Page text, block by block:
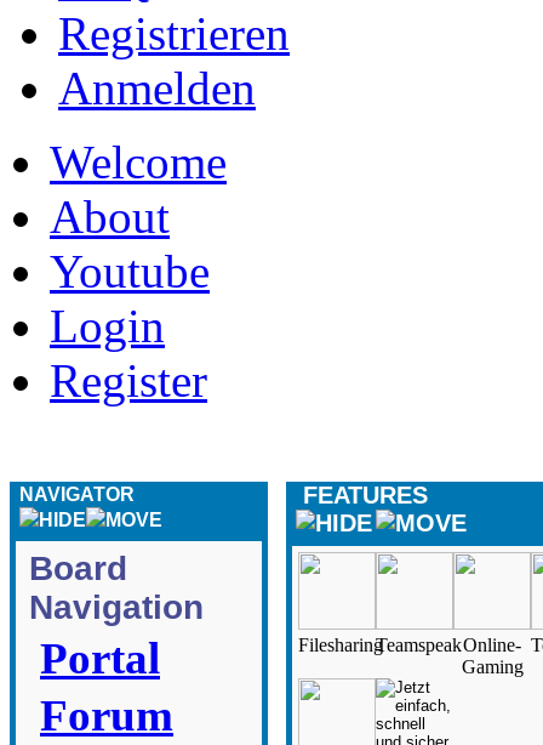
Registrieren
Anmelden
Welcome
About
Youtube
Login
Register
NAVIGATOR
Board
Navigation
Portal
Forum
FEATURES
FilesharingTeamspeakOnline-
Gaming